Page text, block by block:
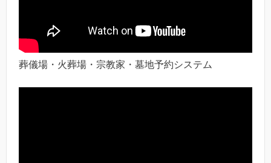
葬儀場・火葬場・宗教家・墓地予約システム